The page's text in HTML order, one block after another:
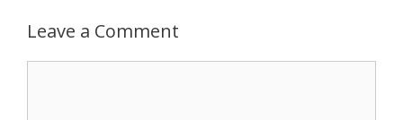
Leave a Comment